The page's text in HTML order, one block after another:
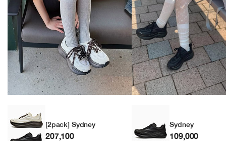
[2pack] Sydney
207,100
Sydney
109,000